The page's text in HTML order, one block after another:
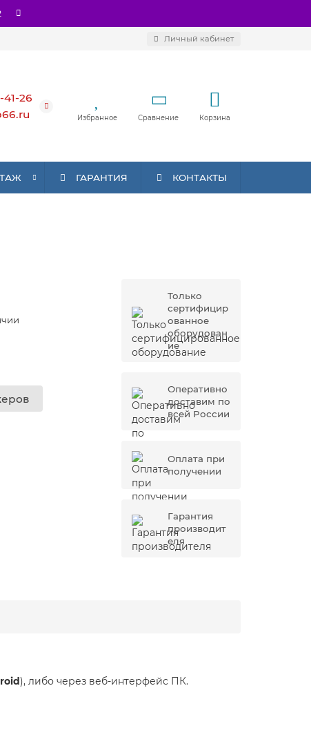
Личный кабинет
41-26
Избранное Сравнение Корзина
ГАРАНТИЯ КОНТАКТЫ
Только
сертифицир
ованное
оборудован
ие
Оперативно
доставим по
всей России
Оплата при
получении
Гарантия
производит
еля
), либо через веб-интерфейс ПК.